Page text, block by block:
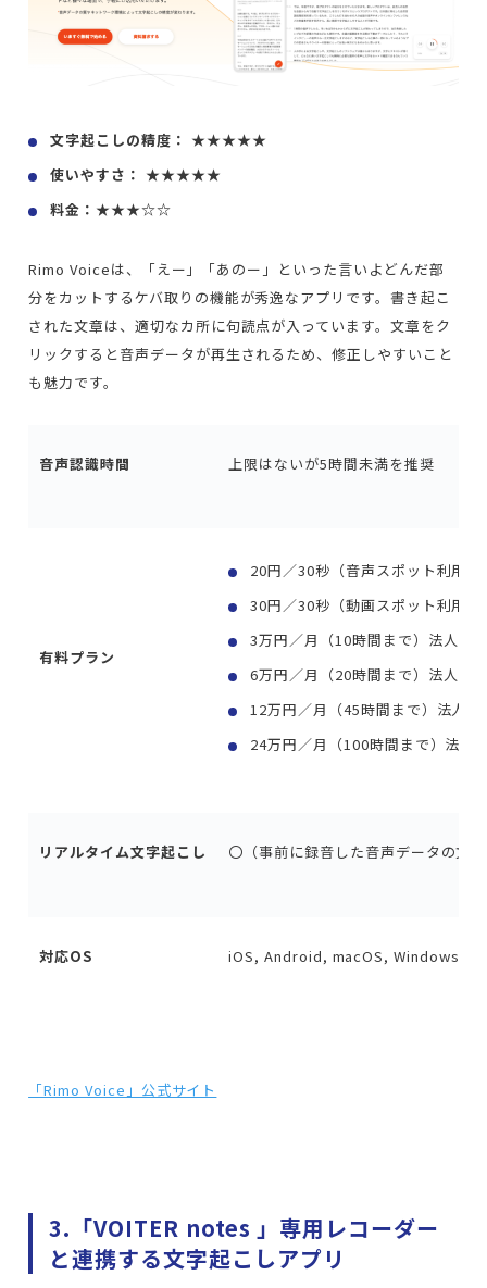
文字起こしの精度： ★★★★★
使いやすさ： ★★★★★
料金：★★★☆☆
Rimo Voiceは、「えー」「あのー」といった言いよどんだ部
分をカットするケバ取りの機能が秀逸なアプリです。書き起こ
された文章は、適切なカ所に句読点が入っています。文章をク
リックすると音声データが再生されるため、修正しやすいこと
も魅力です。
音声認識時間 上限はないが5時間未満を推奨
有料プラン
20円／30秒（音声スポット利用）
30円／30秒（動画スポット利用）
3万円／月（10時間まで）法人ト
6万円／月（20時間まで）法人ラ
12万円／月（45時間まで）法人
24万円／月（100時間まで）法人
リアルタイム文字起こし 〇（事前に録音した音声データの文
対応OS iOS, Android, macOS, Windows,ほ
「Rimo Voice」公式サイト
3.「VOITER notes 」専用レコーダー
と連携する文字起こしアプリ